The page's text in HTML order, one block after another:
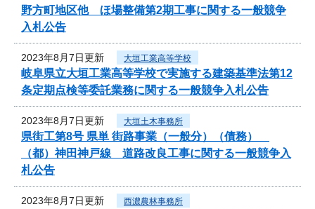
野方町地区他 ほ場整備第2期工事に関する一般競争
入札公告
2023年8月7日更新 大垣工業高等学校
岐阜県立大垣工業高等学校で実施する建築基準法第12
条定期点検等委託業務に関する一般競争入札公告
2023年8月7日更新 大垣土木事務所
県街工第8号 県単 街路事業（一般分）（債務）
（都）神田神戸線 道路改良工事に関する一般競争入
札公告
2023年8月7日更新 西濃農林事務所